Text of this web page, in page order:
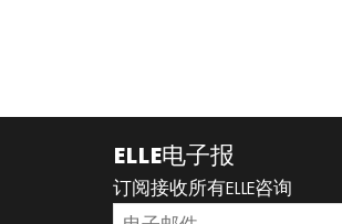
ELLE电子报
订阅接收所有ELLE咨询